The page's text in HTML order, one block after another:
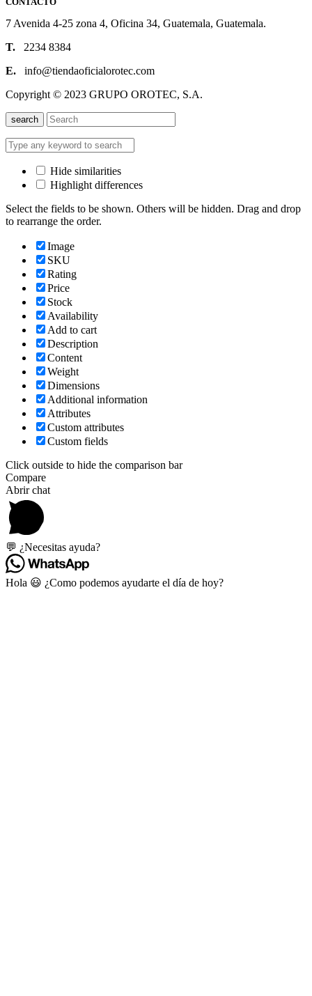
7 Avenida 4-25 zona 4, Oficina 34, Guatemala, Guatemala.
T. 2234 8384
E. info@tiendaoficialorotec.com
Copyright © 2023 GRUPO OROTEC, S.A.
search
Hide similarities
Highlight differences
Select the fields to be shown. Others will be hidden. Drag and drop
to rearrange the order.
Image
SKU
Rating
Price
Stock
Availability
Add to cart
Description
Content
Weight
Dimensions
Additional information
Attributes
Custom attributes
Custom fields
Click outside to hide the comparison bar
Compare
Abrir chat
💬 ¿Necesitas ayuda?
Hola 😃 ¿Como podemos ayudarte el día de hoy?